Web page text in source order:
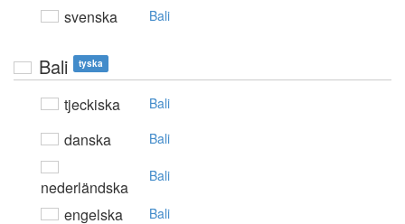
svenska Bali
Bali tyska
tjeckiska Bali
danska Bali
nederländska
Bali
engelska Bali